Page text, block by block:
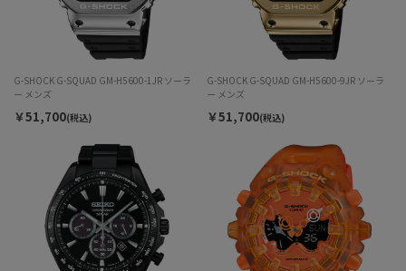
G-SHOCK G-SQUAD GM-H5600-1JR ソーラ
ー メンズ
￥51,700(税込)
G-SHOCK G-SQUAD GM-H5600-9JR ソーラ
ー メンズ
￥51,700(税込)